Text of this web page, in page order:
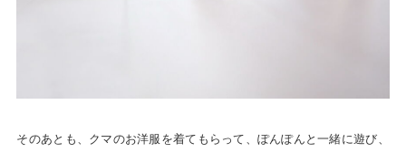
そのあとも、クマのお洋服を着てもらって、ぽんぽんと一緒に遊び、